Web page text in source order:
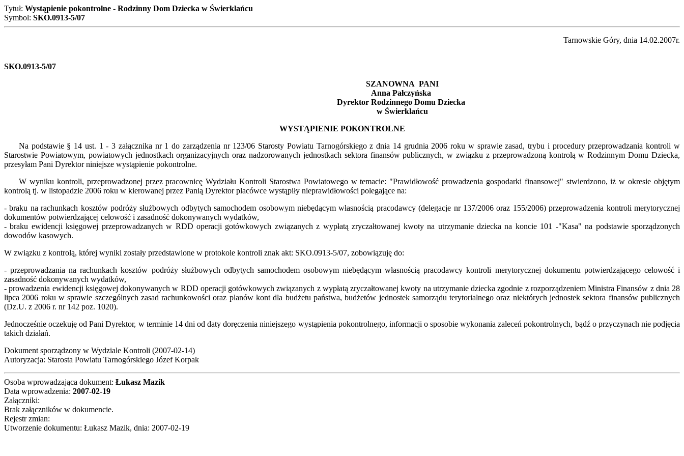
Tytuł: Wystąpienie pokontrolne - Rodzinny Dom Dziecka w Świerklańcu
Symbol: SKO.0913-5/07
Tarnowskie Góry, dnia 14.02.2007r.
SKO.0913-5/07
SZANOWNA PANI
Anna Pałczyńska
Dyrektor Rodzinnego Domu Dziecka
w Świerklańcu
WYSTĄPIENIE POKONTROLNE
Na podstawie § 14 ust. 1 - 3 załącznika nr 1 do zarządzenia nr 123/06 Starosty Powiatu Tarnogórskiego z dnia 14 grudnia 2006 roku w sprawie zasad, trybu i procedury przeprowadzania kontroli w
Starostwie Powiatowym, powiatowych jednostkach organizacyjnych oraz nadzorowanych jednostkach sektora finansów publicznych, w związku z przeprowadzoną kontrolą w Rodzinnym Domu Dziecka,
przesyłam Pani Dyrektor niniejsze wystąpienie pokontrolne.
W wyniku kontroli, przeprowadzonej przez pracownicę Wydziału Kontroli Starostwa Powiatowego w temacie: "Prawidłowość prowadzenia gospodarki finansowej" stwierdzono, iż w okresie objętym
kontrolą tj. w listopadzie 2006 roku w kierowanej przez Panią Dyrektor placówce wystąpiły nieprawidłowości polegające na:
- braku na rachunkach kosztów podróży służbowych odbytych samochodem osobowym niebędącym własnością pracodawcy (delegacje nr 137/2006 oraz 155/2006) przeprowadzenia kontroli merytorycznej
dokumentów potwierdzającej celowość i zasadność dokonywanych wydatków,
- braku ewidencji księgowej przeprowadzanych w RDD operacji gotówkowych związanych z wypłatą zryczałtowanej kwoty na utrzymanie dziecka na koncie 101 -"Kasa" na podstawie sporządzonych
dowodów kasowych.
W związku z kontrolą, której wyniki zostały przedstawione w protokole kontroli znak akt: SKO.0913-5/07, zobowiązuję do:
- przeprowadzania na rachunkach kosztów podróży służbowych odbytych samochodem osobowym niebędącym własnością pracodawcy kontroli merytorycznej dokumentu potwierdzającego celowość i
zasadność dokonywanych wydatków,
- prowadzenia ewidencji księgowej dokonywanych w RDD operacji gotówkowych związanych z wypłatą zryczałtowanej kwoty na utrzymanie dziecka zgodnie z rozporządzeniem Ministra Finansów z dnia 28
lipca 2006 roku w sprawie szczególnych zasad rachunkowości oraz planów kont dla budżetu państwa, budżetów jednostek samorządu terytorialnego oraz niektórych jednostek sektora finansów publicznych
(Dz.U. z 2006 r. nr 142 poz. 1020).
Jednocześnie oczekuję od Pani Dyrektor, w terminie 14 dni od daty doręczenia niniejszego wystąpienia pokontrolnego, informacji o sposobie wykonania zaleceń pokontrolnych, bądź o przyczynach nie podjęcia
takich działań.
Dokument sporządzony w Wydziale Kontroli (2007-02-14)
Autoryzacja: Starosta Powiatu Tarnogórskiego Józef Korpak
Osoba wprowadzająca dokument: Łukasz Mazik
Data wprowadzenia: 2007-02-19
Załączniki:
Brak załączników w dokumencie.
Rejestr zmian:
Utworzenie dokumentu: Łukasz Mazik, dnia: 2007-02-19